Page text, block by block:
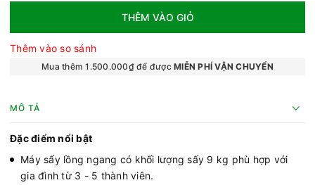
THÊM VÀO GIỎ
Thêm vào so sánh
Mua thêm 1.500.000₫ để đượcMIỄN PHÍ VẬN CHUYỂN
MÔ TẢ
Đặc điểm nổi bật
Máy sấy lồng ngang có khối lượng sấy 9 kg phù hợp với
gia đình từ 3 - 5 thành viên.